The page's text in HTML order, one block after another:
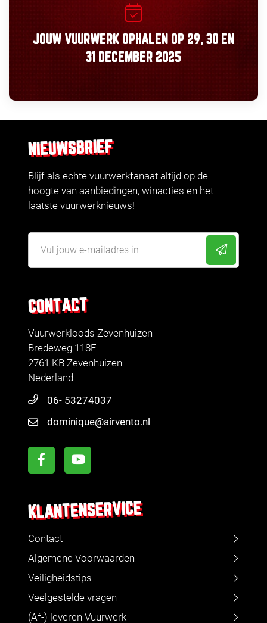
JOUW VUURWERK OPHALEN OP 29, 30 EN
31 DECEMBER 2025
CONTACT
Vuurwerkloods Zevenhuizen
Bredeweg 118F
2761 KB Zevenhuizen
Nederland
06- 53274037
dominique@airvento.nl
KLANTENSERVICE
Contact
Algemene Voorwaarden
Veiligheidstips
Veelgestelde vragen
(Af-) leveren Vuurwerk
NIEUWSBRIEF
Blijf als echte vuurwerkfanaat altijd op de
hoogte van aanbiedingen, winacties en het
laatste vuurwerknieuws!